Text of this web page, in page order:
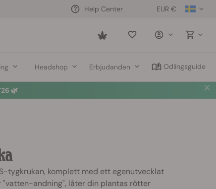
EUR €
Help Center
Saved
Headshop Erbjudanden Odlingsguide
🌿
tygkrukan, komplett med ett egenutvecklat
"vatten-andning", låter din plantas rötter